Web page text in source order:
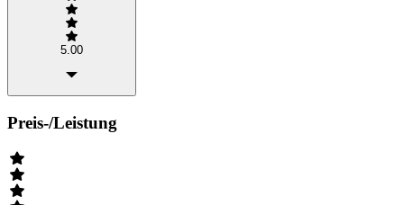
5.00
Preis-/Leistung